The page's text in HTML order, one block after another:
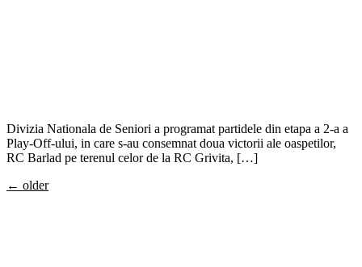
Divizia Nationala de Seniori a programat partidele din etapa a 2-a a
Play-Off-ului, in care s-au consemnat doua victorii ale oaspetilor,
RC Barlad pe terenul celor de la RC Grivita, […]
← older